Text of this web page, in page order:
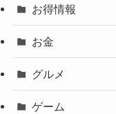
お得情報
お金
グルメ
ゲーム